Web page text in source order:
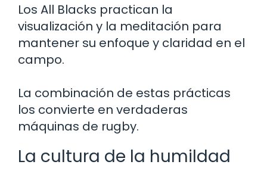
Los All Blacks practican la
visualización y la meditación para
mantener su enfoque y claridad en el
campo.
La combinación de estas prácticas
los convierte en verdaderas
máquinas de rugby.
La cultura de la humildad